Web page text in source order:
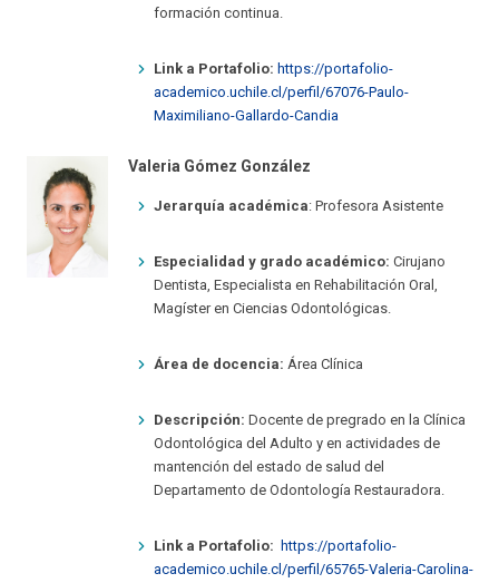
formación continua.
Link a Portafolio: https://portafolio-
academico.uchile.cl/perfil/67076-Paulo-
Maximiliano-Gallardo-Candia
Valeria Gómez González
Jerarquía académica: Profesora Asistente
Especialidad y grado académico: Cirujano
Dentista, Especialista en Rehabilitación Oral,
Magíster en Ciencias Odontológicas.
Área de docencia: Área Clínica
Descripción: Docente de pregrado en la Clínica
Odontológica del Adulto y en actividades de
mantención del estado de salud del
Departamento de Odontología Restauradora.
Link a Portafolio: https://portafolio-
academico.uchile.cl/perfil/65765-Valeria-Carolina-